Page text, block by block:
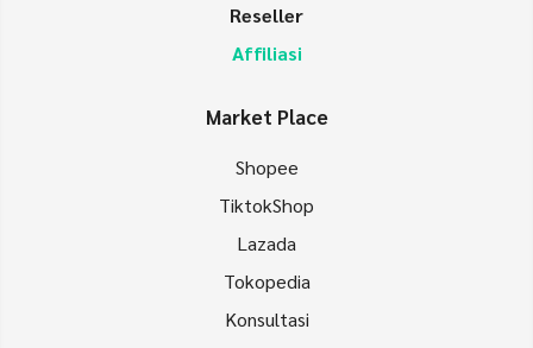
Reseller
Affiliasi
Market Place
Shopee
TiktokShop
Lazada
Tokopedia
Konsultasi